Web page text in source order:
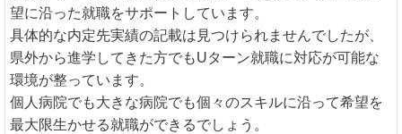
望に沿った就職をサポートしています。
具体的な内定先実績の記載は見つけられませんでしたが、
県外から進学してきた方でもUターン就職に対応が可能な
環境が整っています。
個人病院でも大きな病院でも個々のスキルに沿って希望を
最大限生かせる就職ができるでしょう。